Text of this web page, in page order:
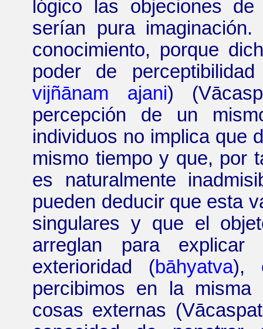
lógico las objeciones
serían pura
conocimiento, porque
poder de
vijñānam
ajani) (
percepción de un
individuos no implica que
mismo tiempo y que, por
es naturalmente
pueden deducir que esta
singulares y que el
arreglan para
exterioridad (bāhyatva),
percibimos en la misma
cosas externas (